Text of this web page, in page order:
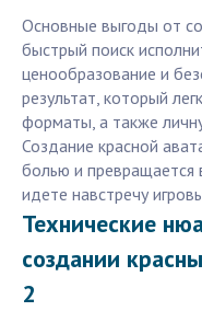
Основные выгоды от
быстрый поиск
ценообразование и
результат, который
форматы, а также
Создание красной
болью и превращается
идете навстречу
Технические
создании
2